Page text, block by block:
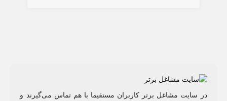
در سایت مشاغل برتر کاربران مستقیما با هم تماس می‌گیرند و